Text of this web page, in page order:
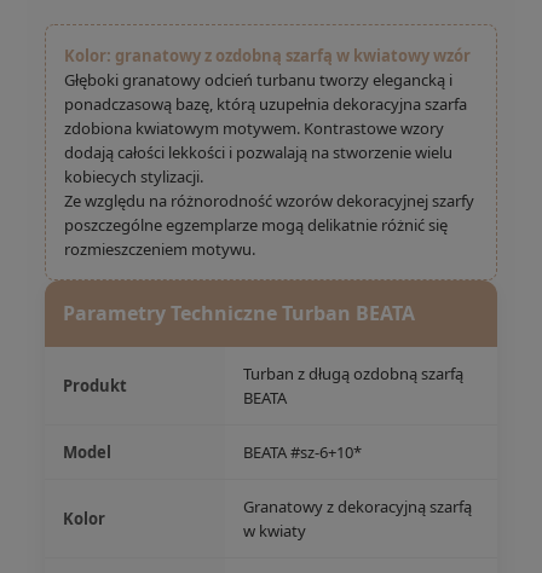
Kolor: granatowy z ozdobną szarfą w kwiatowy wzór
Głęboki granatowy odcień turbanu tworzy elegancką i
ponadczasową bazę, którą uzupełnia dekoracyjna szarfa
zdobiona kwiatowym motywem. Kontrastowe wzory
dodają całości lekkości i pozwalają na stworzenie wielu
kobiecych stylizacji.
Ze względu na różnorodność wzorów dekoracyjnej szarfy
poszczególne egzemplarze mogą delikatnie różnić się
rozmieszczeniem motywu.
Parametry Techniczne Turban BEATA
Produkt
Turban z długą ozdobną szarfą
BEATA
Model BEATA #sz-6+10*
Kolor
Granatowy z dekoracyjną szarfą
w kwiaty